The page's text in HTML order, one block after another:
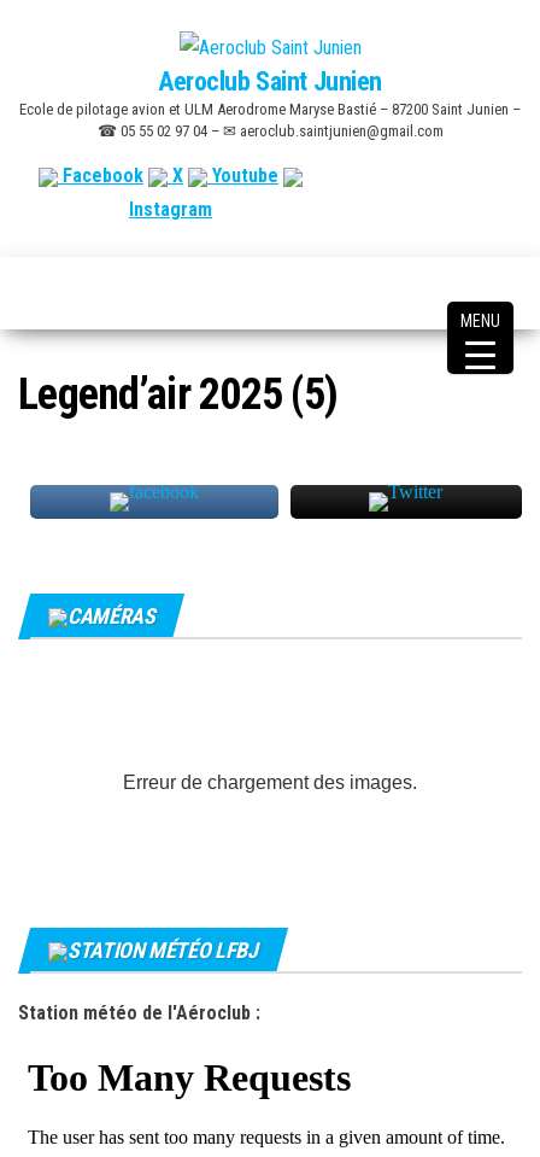
content
Aeroclub Saint Junien
Ecole de pilotage avion et ULM Aerodrome Maryse Bastié – 87200 Saint Junien –
☎ 05 55 02 97 04 – ✉ aeroclub.saintjunien@gmail.com
Facebook X
Youtube
Instagram
Legend’air 2025 (5)
CAMÉRAS
Erreur de chargement des images.
STATION MÉTÉO LFBJ
Station météo de l'Aéroclub :
MENU